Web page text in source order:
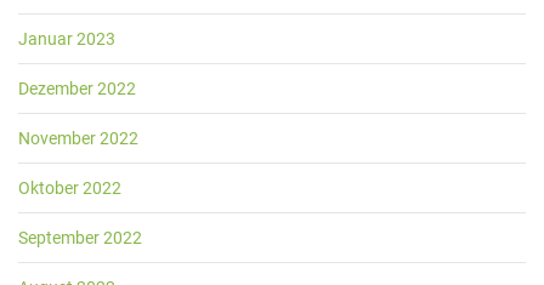
Januar 2023
Dezember 2022
November 2022
Oktober 2022
September 2022